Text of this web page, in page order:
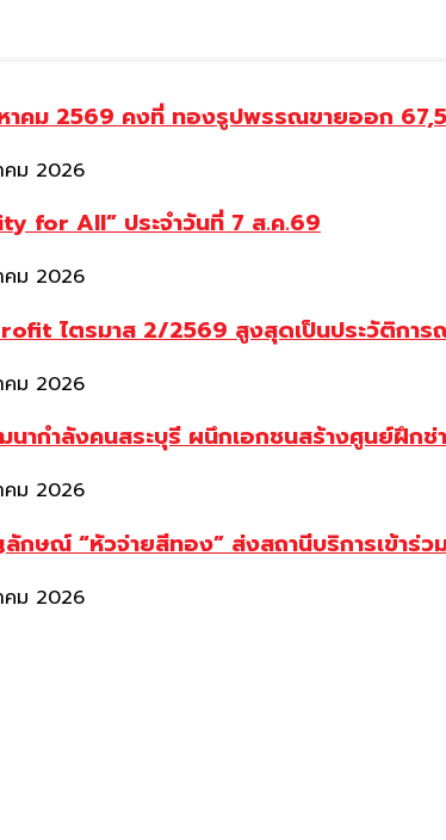
าคม 2569 คงที่ ทองรูปพรรณขายออก
คม 2026
for All” ประจำวันที่ 7 ส.ค.69
คม 2026
ไตรมาส 2/2569 สูงสุดเป็นประวัติการ
คม 2026
นากำลังคนสระบุรี ผนึกเอกชนสร้างศูนย์ฝึกช่
คม 2026
กษณ์ “หัวจ่ายสีทอง” ส่งสถานีบริการเข้าร่
คม 2026